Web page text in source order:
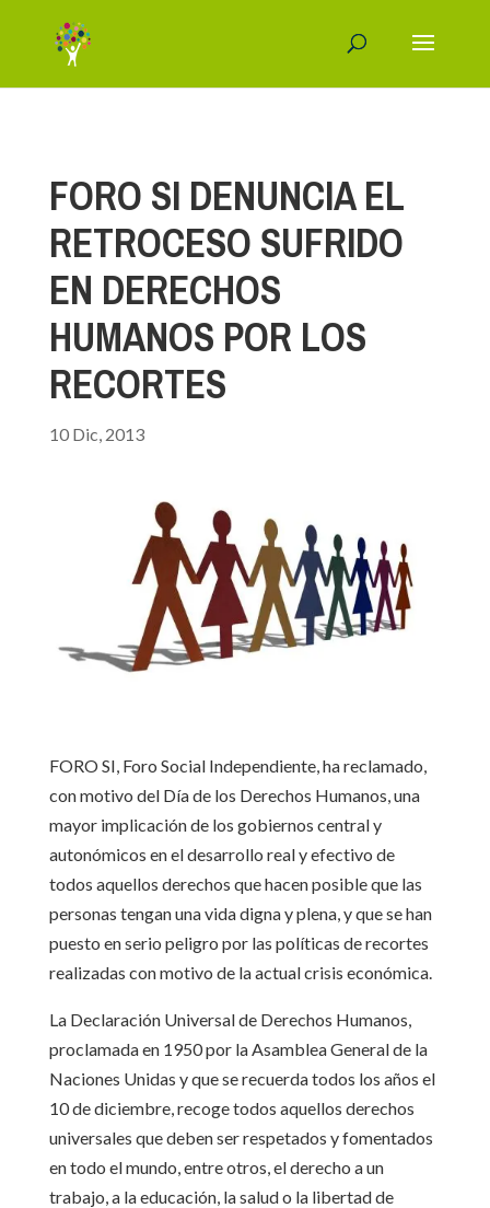
FORO SI DENUNCIA EL
RETROCESO SUFRIDO
EN DERECHOS
HUMANOS POR LOS
RECORTES
10 Dic, 2013
FORO SI, Foro Social Independiente, ha reclamado,
con motivo del Día de los Derechos Humanos, una
mayor implicación de los gobiernos central y
autonómicos en el desarrollo real y efectivo de
todos aquellos derechos que hacen posible que las
personas tengan una vida digna y plena, y que se han
puesto en serio peligro por las políticas de recortes
realizadas con motivo de la actual crisis económica.
La Declaración Universal de Derechos Humanos,
proclamada en 1950 por la Asamblea General de la
Naciones Unidas y que se recuerda todos los años el
10 de diciembre, recoge todos aquellos derechos
universales que deben ser respetados y fomentados
en todo el mundo, entre otros, el derecho a un
trabajo, a la educación, la salud o la libertad de